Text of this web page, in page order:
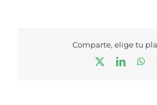
Comparte, elige tu